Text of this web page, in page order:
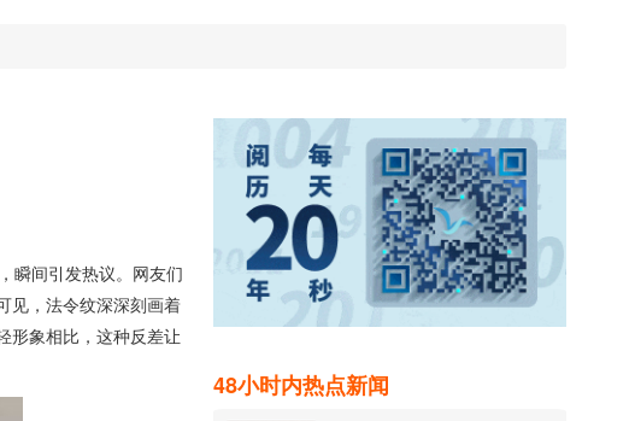
瞬间引发热议。网友们
见，法令纹深深刻画着
形象相比，这种反差让
48小时内热点新闻